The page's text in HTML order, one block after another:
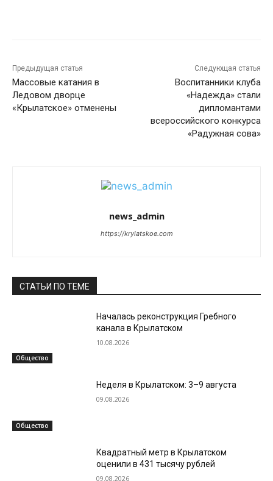
Предыдущая статья
Массовые катания в
Ледовом дворце
«Крылатское» отменены
Следующая статья
Воспитанники клуба
«Надежда» стали
дипломантами
всероссийского конкурса
«Радужная сова»
news_admin
https://krylatskoe.com
СТАТЬИ ПО ТЕМЕ
Общество
Началась реконструкция Гребного
канала в Крылатском
10.08.2026
Общество
Неделя в Крылатском: 3–9 августа
09.08.2026
Квадратный метр в Крылатском
оценили в 431 тысячу рублей
09.08.2026